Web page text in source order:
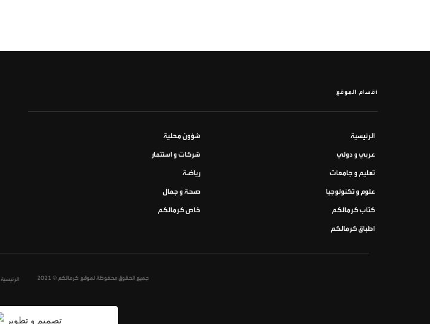
أقسام الموقع
الرئيسية شؤون محلية
عربي و دولي شركات و استثمار
تعليم و جامعات رياضة
علوم و تكنولوجيا صحة و جمال
كتاب كرمالكم خاص كرمالكم
اطباق كرمالكم
جميع الحقوق محفوظة لموقع كرمالكم © 2021 الرئيسية
تصميم و تطوير